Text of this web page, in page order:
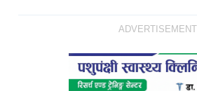
ADVERTISEMENT